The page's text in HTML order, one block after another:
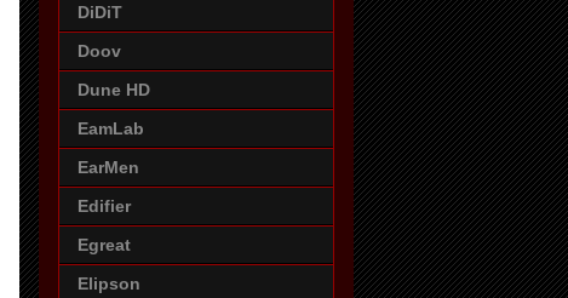
DiDiT
Doov
Dune HD
EamLab
EarMen
Edifier
Egreat
Elipson